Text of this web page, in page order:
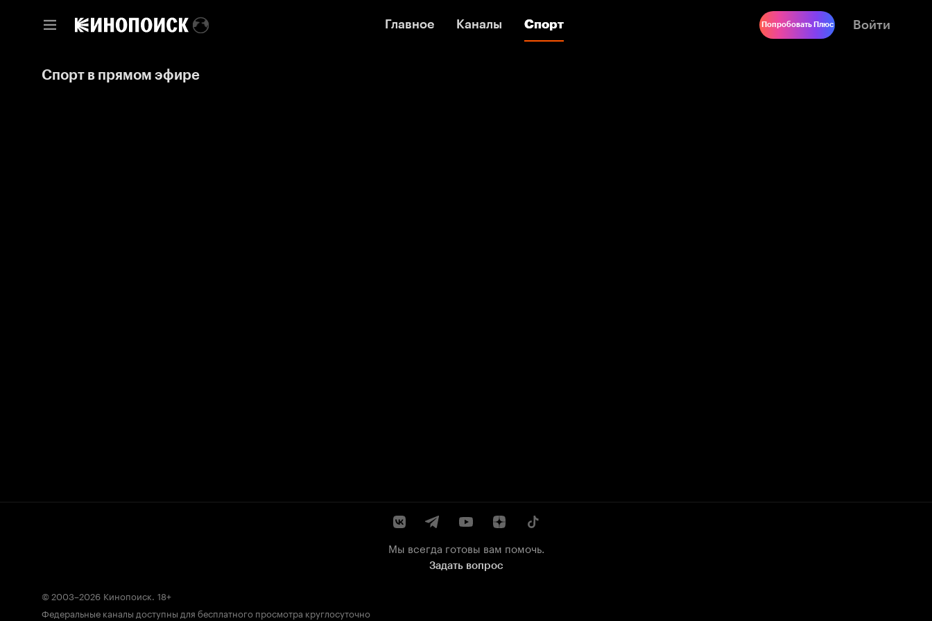
Главное Каналы Спорт
Главное Каналы Спорт Попробовать Плюс Войти
Спорт в прямом эфире
Мы всегда готовы вам помочь.
Задать вопрос
© 2003–2026 Кинопоиск. 18+
Федеральные каналы доступны для бесплатного просмотра круглосуточно